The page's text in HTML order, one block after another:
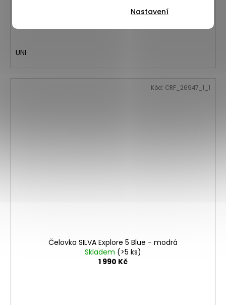
Nastavení
UNI
Čelovka SILVA Explore 5 Blue - modrá
Skladem (>5 ks)
1 990 Kč
Kód: CRF_26947_1_1